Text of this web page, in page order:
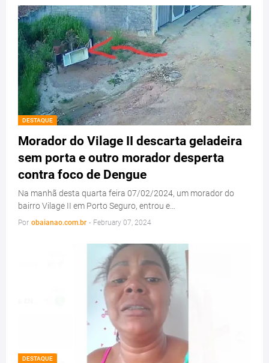
DESTAQUE
Morador do Vilage II descarta geladeira
sem porta e outro morador desperta
contra foco de Dengue
Na manhã desta quarta feira 07/02/2024, um morador do
bairro Vilage II em Porto Seguro, entrou e…
Por obaianao.com.br - February 07, 2024
DESTAQUE